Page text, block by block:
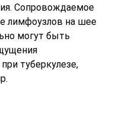
Сопровождаемое
лимфоузлов на шее
могут быть
туберкулезе,